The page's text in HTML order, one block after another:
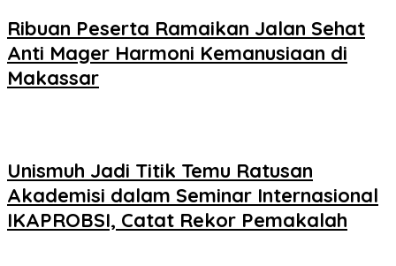
Ribuan Peserta Ramaikan Jalan Sehat
Anti Mager Harmoni Kemanusiaan di
Makassar
Unismuh Jadi Titik Temu Ratusan
Akademisi dalam Seminar Internasional
IKAPROBSI, Catat Rekor Pemakalah